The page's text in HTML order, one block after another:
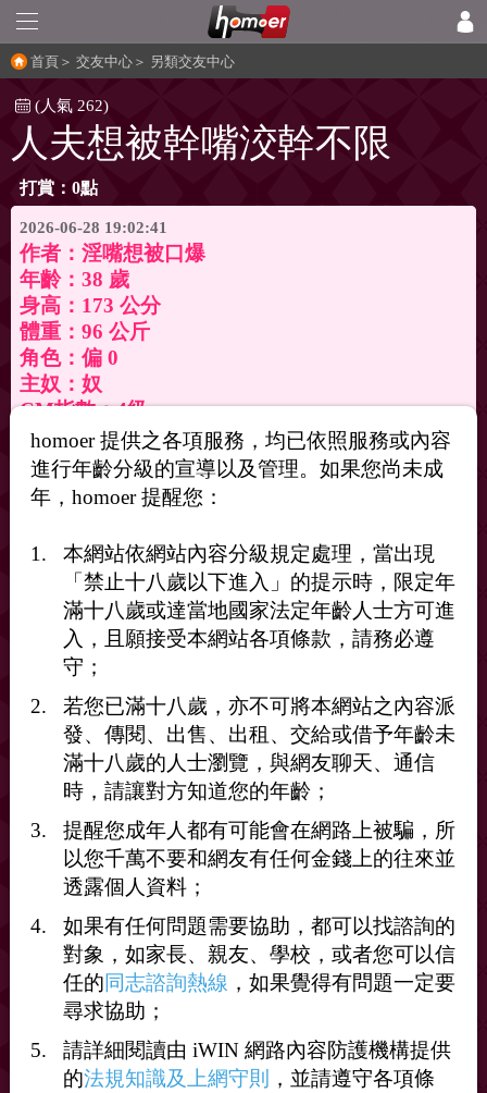
首頁 ＞ 交友中心 ＞ 另類交友中心
(人氣 262)
人夫想被幹嘴洨幹不限
打賞：0點
2026-06-28 19:02:41
作者： 淫嘴想被口爆
年齡：38 歲
身高：173 公分
體重：96 公斤
角色：偏 0
主奴：奴
CM指數：4級
區域：屏東縣
要洨幹刺青人夫的打給我 0900120156
打賞
送花 送咖啡
homoer 提供之各項服務，均已依照服務或內容
進行年齡分級的宣導以及管理。如果您尚未成
年，homoer 提醒您：
本網站依網站內容分級規定處理，當出現
「禁止十八歲以下進入」的提示時，限定年
滿十八歲或達當地國家法定年齡人士方可進
入，且願接受本網站各項條款，請務必遵
守；
若您已滿十八歲，亦不可將本網站之內容派
發、傳閱、出售、出租、交給或借予年齡未
滿十八歲的人士瀏覽，與網友聊天、通信
時，請讓對方知道您的年齡；
提醒您成年人都有可能會在網路上被騙，所
以您千萬不要和網友有任何金錢上的往來並
透露個人資料；
如果有任何問題需要協助，都可以找諮詢的
對象，如家長、親友、學校，或者您可以信
任的同志諮詢熱線 ，如果覺得有問題一定要
尋求協助；
請詳細閱讀由 iWIN 網路內容防護機構提供
的法規知識及上網守則
，並請遵守各項條